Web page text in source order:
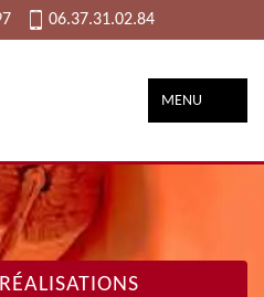
06.37.31.02.84
MENU